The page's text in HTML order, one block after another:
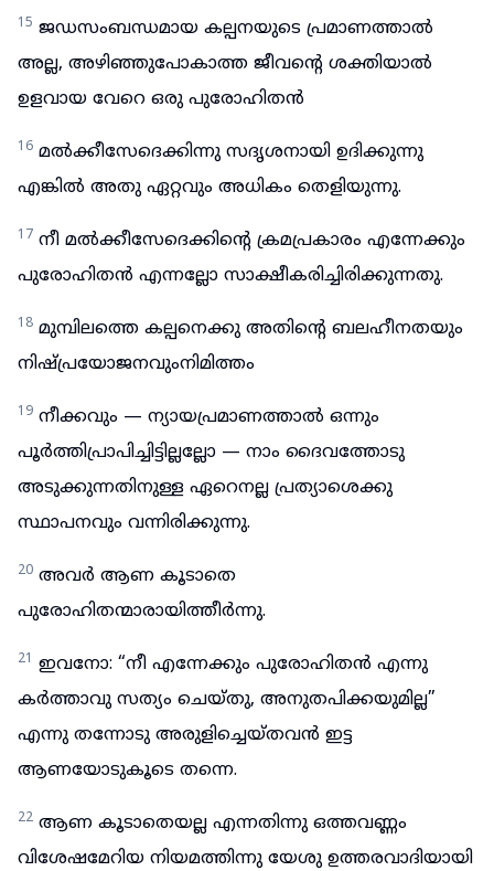
15 ജഡസംബന്ധമായ കല്പനയുടെ പ്രമാണത്താൽ
അല്ല, അഴിഞ്ഞുപോകാത്ത ജീവന്റെ ശക്തിയാൽ
ഉളവായ വേറെ ഒരു പുരോഹിതൻ
16 മൽക്കീസേദെക്കിന്നു സദൃശനായി ഉദിക്കുന്നു
എങ്കിൽ അതു ഏറ്റവും അധികം തെളിയുന്നു.
17 നീ മൽക്കീസേദെക്കിന്റെ ക്രമപ്രകാരം എന്നേക്കും
പുരോഹിതൻ എന്നല്ലോ സാക്ഷീകരിച്ചിരിക്കുന്നതു.
18 മുമ്പിലത്തെ കല്പനെക്കു അതിന്റെ ബലഹീനതയും
നിഷ്പ്രയോജനവുംനിമിത്തം
19 നീക്കവും — ന്യായപ്രമാണത്താൽ ഒന്നും
പൂർത്തിപ്രാപിച്ചിട്ടില്ലല്ലോ — നാം ദൈവത്തോടു
അടുക്കുന്നതിനുള്ള ഏറെനല്ല പ്രത്യാശെക്കു
സ്ഥാപനവും വന്നിരിക്കുന്നു.
20 അവർ ആണ കൂടാതെ
പുരോഹിതന്മാരായിത്തീർന്നു.
21 ഇവനോ: “നീ എന്നേക്കും പുരോഹിതൻ എന്നു
കർത്താവു സത്യം ചെയ്തു, അനുതപിക്കയുമില്ല”
എന്നു തന്നോടു അരുളിച്ചെയ്തവൻ ഇട്ട
ആണയോടുകൂടെ തന്നെ.
22 ആണ കൂടാതെയല്ല എന്നതിന്നു ഒത്തവണ്ണം
വിശേഷമേറിയ നിയമത്തിന്നു യേശു ഉത്തരവാദിയായി